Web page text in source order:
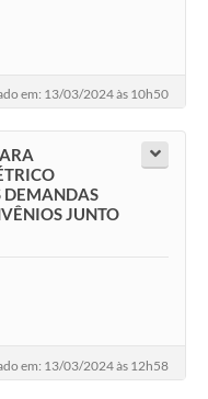
em: 13/03/2024 às 10h50
DEMANDAS
JUNTO
em: 13/03/2024 às 12h58